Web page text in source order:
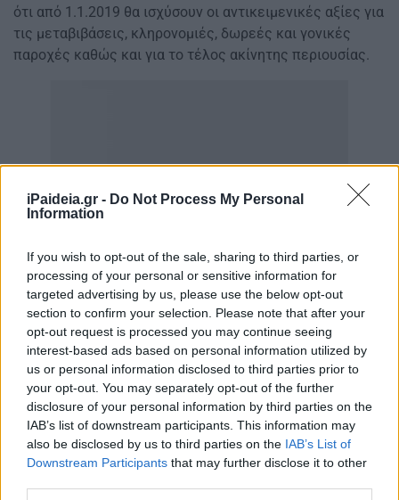
iPaideia.gr - Do Not Process My Personal
Information
If you wish to opt-out of the sale, sharing to third parties, or
processing of your personal or sensitive information for
targeted advertising by us, please use the below opt-out
section to confirm your selection. Please note that after your
opt-out request is processed you may continue seeing
interest-based ads based on personal information utilized by
us or personal information disclosed to third parties prior to
your opt-out. You may separately opt-out of the further
disclosure of your personal information by third parties on the
IAB’s list of downstream participants. This information may
also be disclosed by us to third parties on the IAB’s List of
Downstream Participants that may further disclose it to other
ότι από 1.1.2019 θα ισχύσουν οι αντικειμενικές αξίες για
τις μεταβιβάσεις, κληρονομιές, δωρεές και γονικές
παροχές καθώς και για το τέλος ακίνητης περιουσίας.